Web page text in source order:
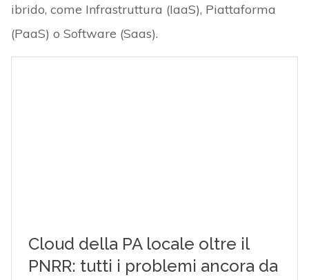
ibrido, come Infrastruttura (IaaS), Piattaforma
(PaaS) o Software (Saas).